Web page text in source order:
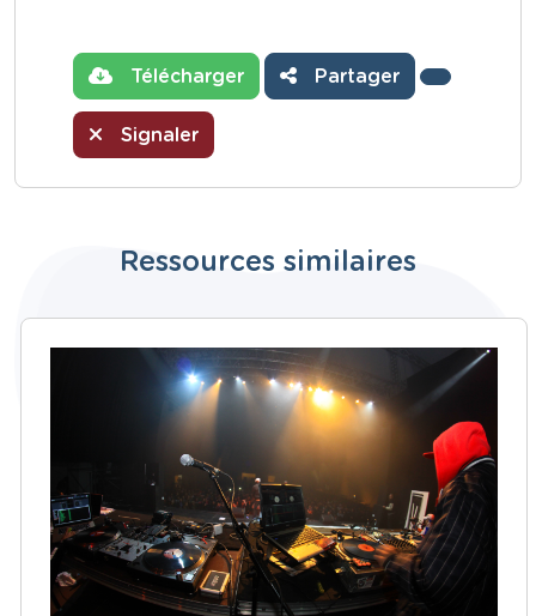
Télécharger Partager
Signaler
Ressources similaires